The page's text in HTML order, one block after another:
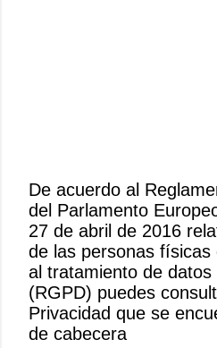
P
u
b
l
i
c
a
De acuerdo al
del Parlamento
27 de abril de 2016
de las personas
al tratamiento de datos
(RGPD) puedes
Privacidad que se
de cabecera